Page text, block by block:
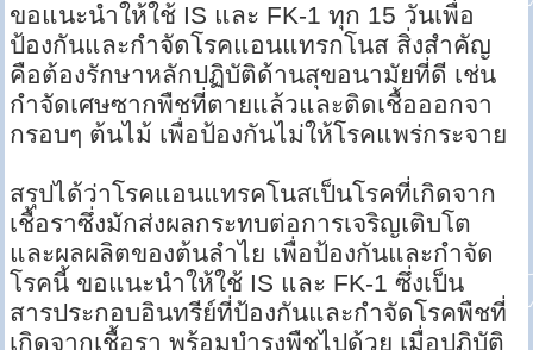
ขอแนะนำให้ใช้ IS และ FK-1 ทุก 15 วันเพื่อ
ป้องกันและกำจัดโรคแอนแทรกโนส สิ่งสำคัญ
คือต้องรักษาหลักปฏิบัติด้านสุขอนามัยที่ดี เช่น
กำจัดเศษซากพืชที่ตายแล้วและติดเชื้อออกจา
กรอบๆ ต้นไม้ เพื่อป้องกันไม่ให้โรคแพร่กระจาย
สรุปได้ว่าโรคแอนแทรคโนสเป็นโรคที่เกิดจาก
เชื้อราซึ่งมักส่งผลกระทบต่อการเจริญเติบโต
และผลผลิตของต้นลำไย เพื่อป้องกันและกำจัด
โรคนี้ ขอแนะนำให้ใช้ IS และ FK-1 ซึ่งเป็น
สารประกอบอินทรีย์ที่ป้องกันและกำจัดโรคพืชที่
เกิดจากเชื้อรา พร้อมบำรุงพืชไปด้วย เมื่อปฏิบัติ